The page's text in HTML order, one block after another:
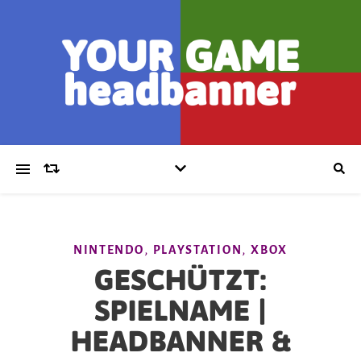
NINTENDO, PLAYSTATION,XBOX
GESCHÜTZT:
SPIELNAME |
HEADBANNER &